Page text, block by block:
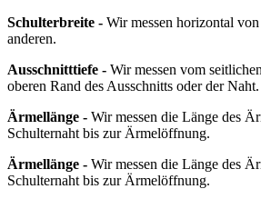
Schulterbreite - Wir messen horizontal
anderen.
Ausschnitttiefe - Wir messen vom
oberen Rand des Ausschnitts oder der Naht.
Ärmellänge - Wir messen die Länge des
Schulternaht bis zur Ärmelöffnung.
Ärmellänge - Wir messen die Länge des
Schulternaht bis zur Ärmelöffnung.